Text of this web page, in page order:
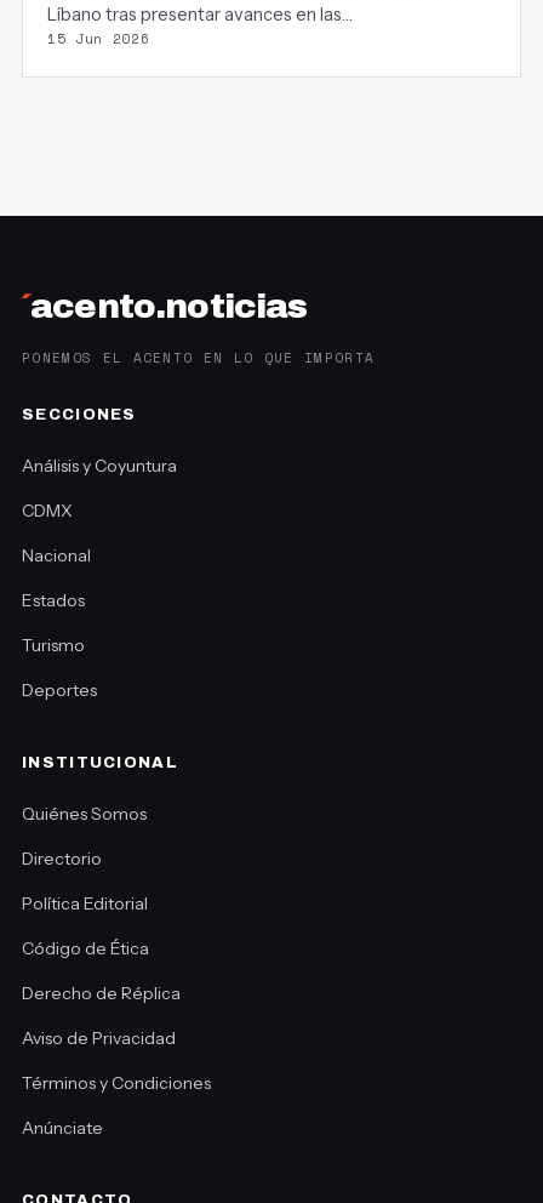
Líbano tras presentar avances en las…
15 Jun 2026
´acento.noticias
PONEMOS EL ACENTO EN LO QUE IMPORTA
SECCIONES
Análisis y Coyuntura
CDMX
Nacional
Estados
Turismo
Deportes
INSTITUCIONAL
Quiénes Somos
Directorio
Política Editorial
Código de Ética
Derecho de Réplica
Aviso de Privacidad
Términos y Condiciones
Anúnciate